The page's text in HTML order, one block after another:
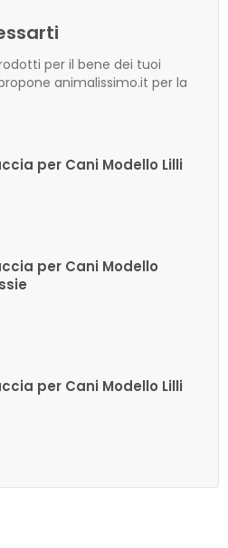
per il bene dei tuoi
animalissimo.it per la
per Cani Modello Lilli
per Cani Modello
per Cani Modello Lilli